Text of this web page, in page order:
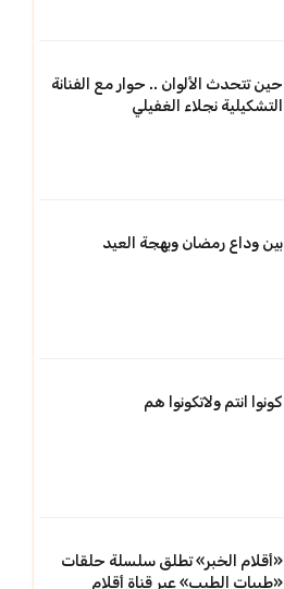
حين تتحدث الألوان .. حوار مع الفنانة
التشكيلية نجلاء الغفيلي
بين وداع رمضان وبهجة العيد
كونوا انتم ولاتكونوا هم
«أقلام الخبر» تطلق سلسلة حلقات
«طيبات الطيب» عبر قناة أقلام